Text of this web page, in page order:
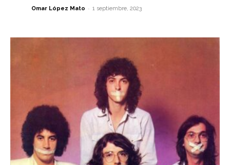
Omar López Mato - 1 septiembre, 2023